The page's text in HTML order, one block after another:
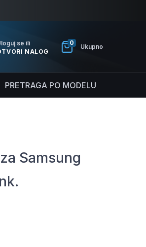
se ili
NALOG
0
Ukupno
PRETRAGA PO MODELU
Samsung